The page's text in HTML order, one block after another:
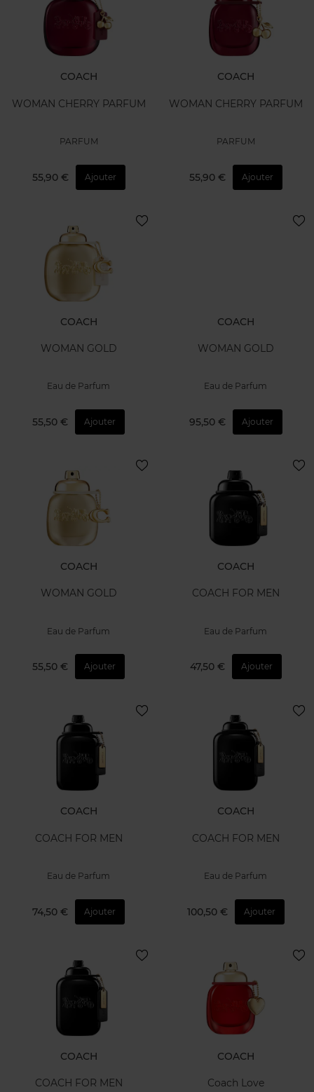
COACH
WOMAN CHERRY PARFUM
PARFUM
55,90 € Ajouter
COACH
WOMAN CHERRY PARFUM
PARFUM
55,90 € Ajouter
COACH
WOMAN GOLD
Eau de Parfum
55,50 € Ajouter
COACH
WOMAN GOLD
Eau de Parfum
95,50 € Ajouter
COACH
WOMAN GOLD
Eau de Parfum
55,50 € Ajouter
COACH
COACH FOR MEN
Eau de Parfum
47,50 € Ajouter
COACH
COACH FOR MEN
Eau de Parfum
74,50 € Ajouter
COACH
COACH FOR MEN
Eau de Parfum
100,50 € Ajouter
COACH
COACH FOR MEN
COACH
Coach Love